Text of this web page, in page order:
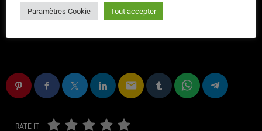
email
RATE IT
Paramètres Cookie Tout accepter